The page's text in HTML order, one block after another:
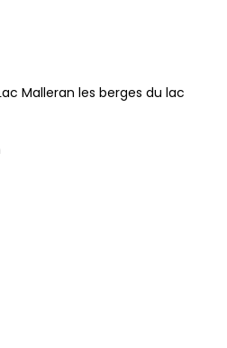
Malleran les berges du lac